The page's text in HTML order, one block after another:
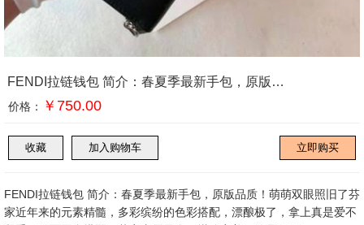
FENDI拉链钱包 简介：春夏季最新手包，原版品质！萌萌双眼
价格： ￥750.00
FENDI拉链钱包 简介：春夏季最新手包，原版品质！萌萌双眼照旧了芬
家近年来的元素精髓，多彩缤纷的色彩搭配，漂酿极了，拿上真是爱不